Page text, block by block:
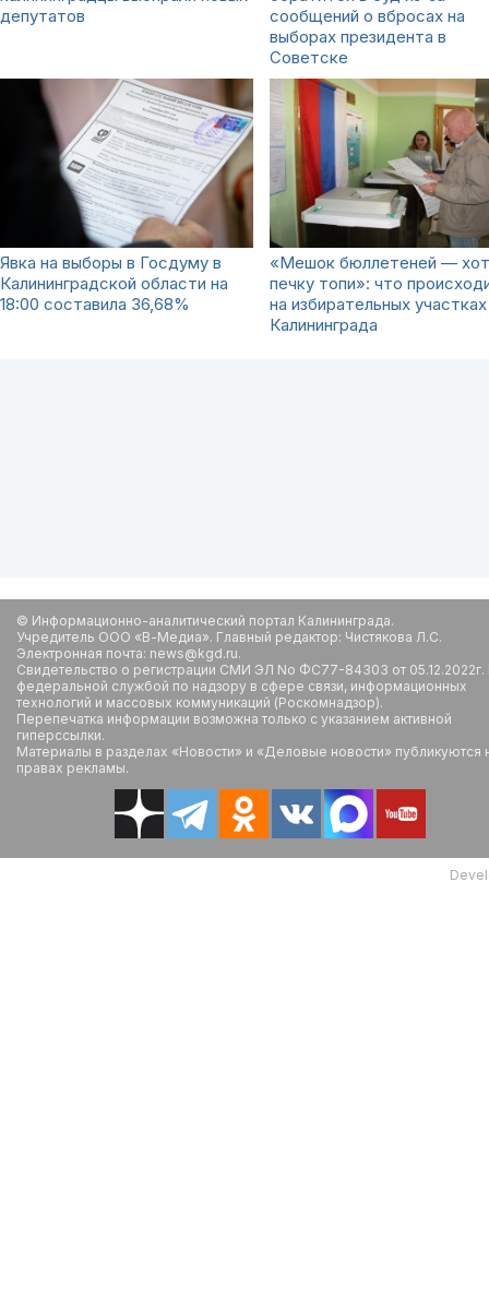
депутатов
сообщений о вбросах на
выборах президента в
Советске
Явка на выборы в Госдуму в
Калининградской области на
18:00 составила 36,68%
«Мешок бюллетеней —
печку топи»: что
на избирательных участках
Калининграда
© Информационно-аналитический портал Калининграда.
Учредитель ООО «В-Медиа». Главный редактор: Чистякова Л.С.
Электронная почта: news@kgd.ru.
Свидетельство о регистрации СМИ ЭЛ No ФС77-84303 от
федеральной службой по надзору в сфере связи, информационных
технологий и массовых коммуникаций (Роскомнадзор).
Перепечатка информации возможна только с указанием активной
гиперссылки.
Материалы в разделах «Новости» и «Деловые новости» публикуются
правах рекламы.